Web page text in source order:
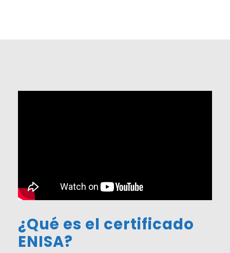
¿Qué es el certificado
ENISA?